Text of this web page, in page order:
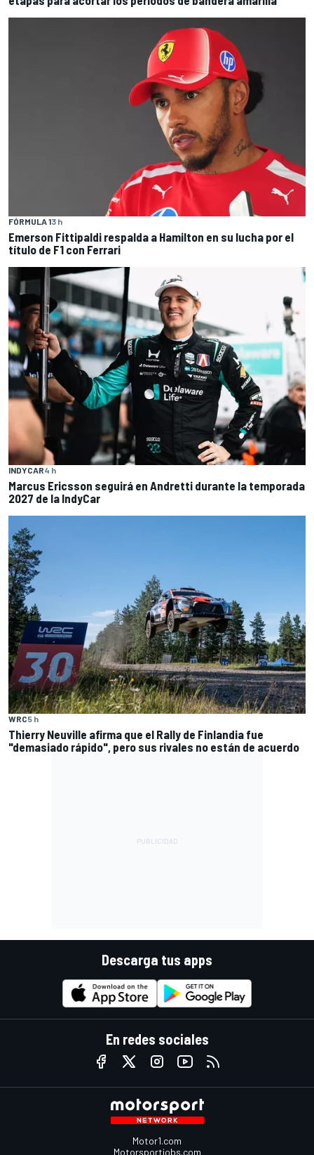
FÓRMULA 13 h
Emerson Fittipaldi respalda a Hamilton en su lucha por el
título de F1 con Ferrari
INDYCAR4 h
Marcus Ericsson seguirá en Andretti durante la temporada
2027 de la IndyCar
WRC5 h
Thierry Neuville afirma que el Rally de Finlandia fue
"demasiado rápido", pero sus rivales no están de acuerdo
Descarga tus apps
En redes sociales
Motor1.com
Motorsportjobs.com